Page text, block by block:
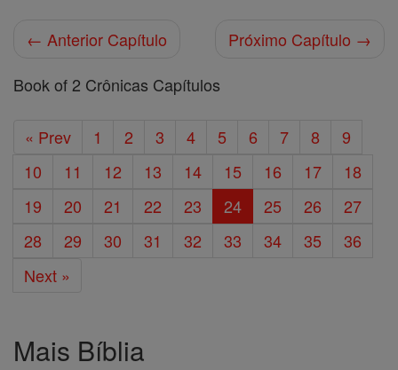
← Anterior Capítulo
Próximo Capítulo →
Book of 2 Crônicas Capítulos
« Prev 1 2 3 4 5 6 7 8
9
10
11 12 13 14 15 16 17
18
19
20 21 22 23 24 25 26
27
28
29 30 31 32 33 34 35
36
Next »
Mais Bíblia